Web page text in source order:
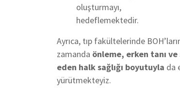
oluşturmayı,
hedeflemektedir.
Ayrıca, tıp fakültelerinde
zamanda önleme, erken tanı
eden halk sağlığı boyutuyla da
yürütmekteyiz.